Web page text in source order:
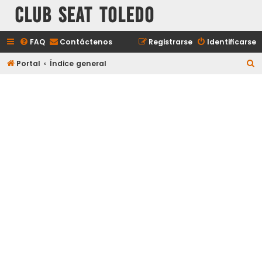
Club Seat Toledo
FAQ Contáctenos Identificarse
Registrarse
Portal Índice general